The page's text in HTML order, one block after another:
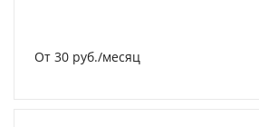
От 30 руб./месяц